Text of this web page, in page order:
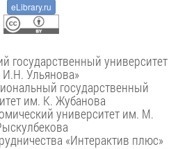
eLibrary.ru
университет
Ульянова»
государственный
им. К. Жубанова
университет им. М.
«Интерактив плюс»